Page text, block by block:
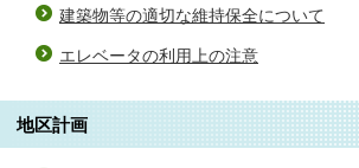
建築物等の適切な維持保全について
エレベータの利用上の注意
地区計画